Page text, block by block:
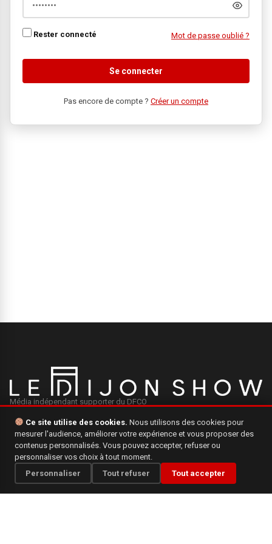
Rester connecté Mot de passe oublié ?
Se connecter
Pas encore de compte ? Créer un compte
Média indépendant supporter du DFCO
INFORMATIONS
Mentions légales
Qui sommes-nous ?
Ce site utilise des cookies. Nous utilisons des cookies pour
mesurer l'audience, améliorer votre expérience et vous proposer des
contenus personnalisés. Vous pouvez accepter, refuser ou
personnaliser vos choix à tout moment.
Personnaliser
Tout refuser Tout accepter